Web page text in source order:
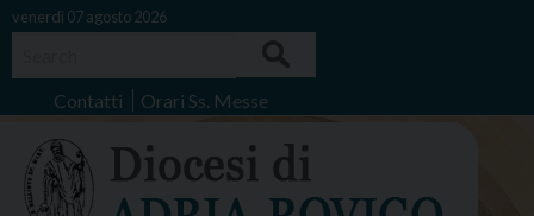
Skip
venerdì 07 agosto 2026
Contatti Orari Ss. Messe